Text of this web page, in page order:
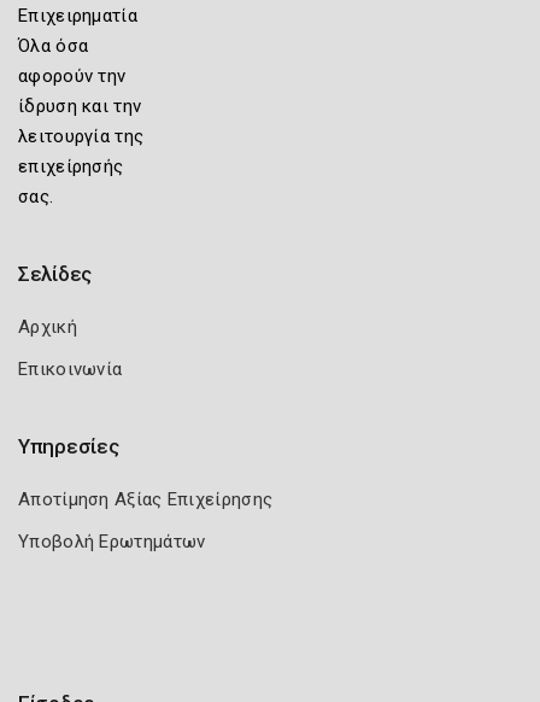
Επιχειρηματία
Όλα όσα
αφορούν την
ίδρυση και την
λειτουργία της
επιχείρησής
σας.
Σελίδες
Αρχική
Επικοινωνία
Υπηρεσίες
Αποτίμηση Αξίας Επιχείρησης
Υποβολή Ερωτημάτων